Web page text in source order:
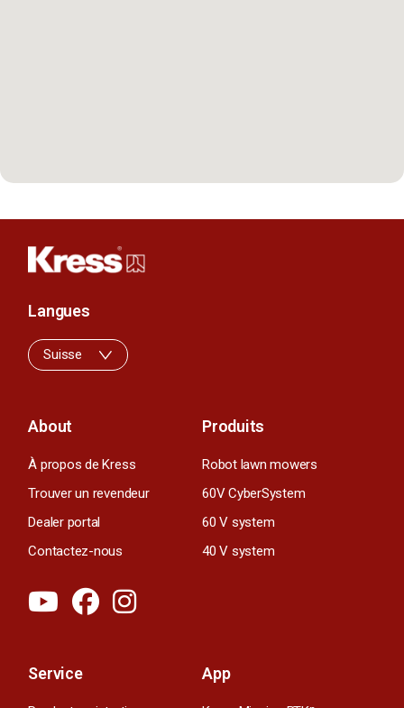
About
À propos de Kress
Trouver un revendeur
Dealer portal
Contactez-nous
Produits
Robot lawn mowers
60V CyberSystem
60 V system
40 V system
Service App
Langues
Suisse